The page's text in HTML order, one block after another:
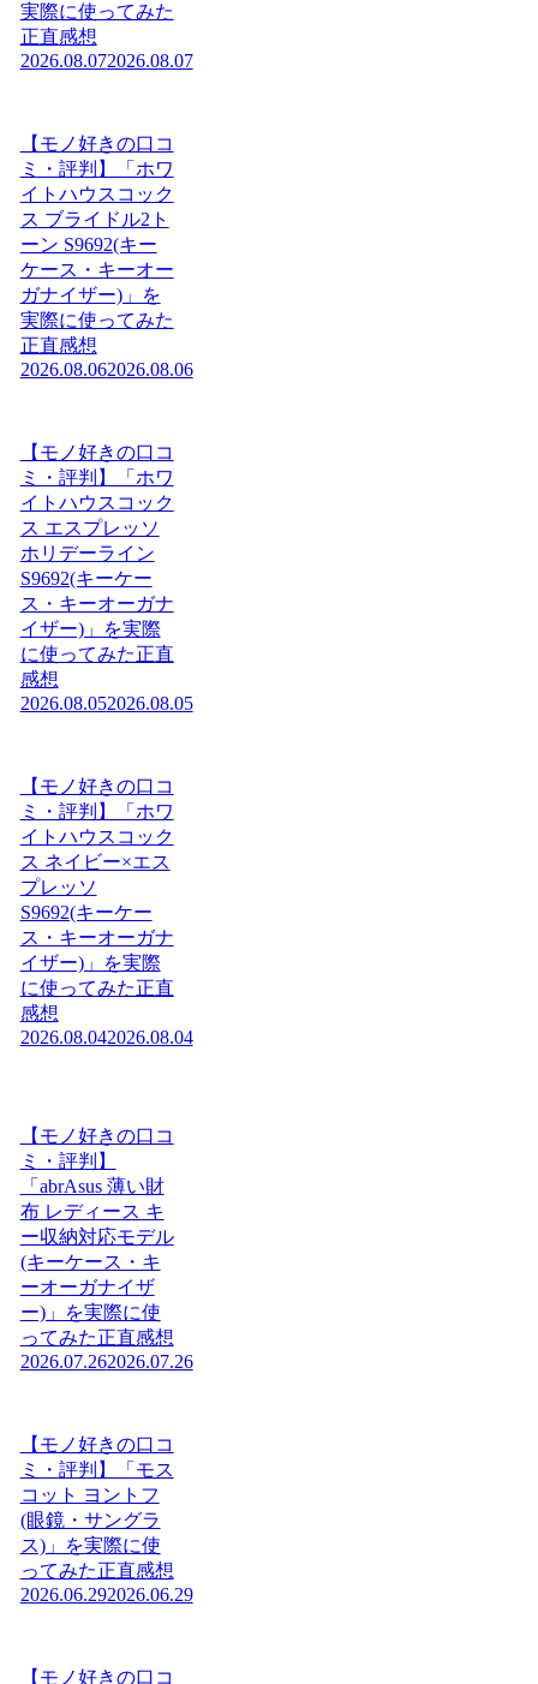
実際に使ってみた
正直感想
2026.08.072026.08.07
【モノ好きの口コ
ミ・評判】「ホワ
イトハウスコック
ス ブライドル2ト
ーン S9692(キー
ケース・キーオー
ガナイザー)」を
実際に使ってみた
正直感想
2026.08.062026.08.06
【モノ好きの口コ
ミ・評判】「ホワ
イトハウスコック
ス エスプレッソ
ホリデーライン
S9692(キーケー
ス・キーオーガナ
イザー)」を実際
に使ってみた正直
感想
2026.08.052026.08.05
【モノ好きの口コ
ミ・評判】「ホワ
イトハウスコック
ス ネイビー×エス
プレッソ
S9692(キーケー
ス・キーオーガナ
イザー)」を実際
に使ってみた正直
感想
2026.08.042026.08.04
【モノ好きの口コ
ミ・評判】
「abrAsus 薄い財
布 レディース キ
ー収納対応モデル
(キーケース・キ
ーオーガナイザ
ー)」を実際に使
ってみた正直感想
2026.07.262026.07.26
【モノ好きの口コ
ミ・評判】「モス
コット ヨントフ
(眼鏡・サングラ
ス)」を実際に使
ってみた正直感想
2026.06.292026.06.29
【モノ好きの口コ